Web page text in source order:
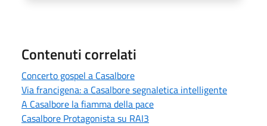
Contenuti correlati
Concerto gospel a Casalbore
Via francigena: a Casalbore segnaletica intelligente
A Casalbore la fiamma della pace
Casalbore Protagonista su RAI3